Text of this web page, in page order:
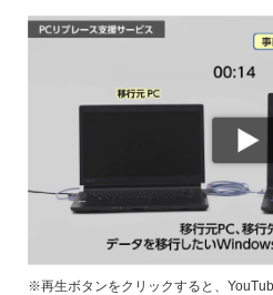
※再生ボタンをクリックすると、